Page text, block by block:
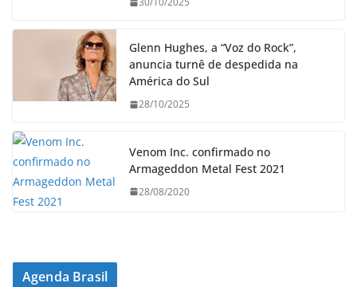
Glenn Hughes, a “Voz do Rock”,
anuncia turnê de despedida na
América do Sul
28/10/2025
Venom Inc. confirmado no
Armageddon Metal Fest 2021
28/08/2020
Agenda Brasil